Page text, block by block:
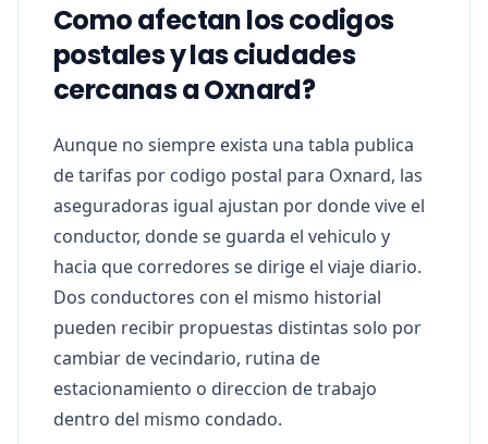
Como afectan los codigos
postales y las ciudades
cercanas a Oxnard?
Aunque no siempre exista una tabla publica
de tarifas por codigo postal para Oxnard, las
aseguradoras igual ajustan por donde vive el
conductor, donde se guarda el vehiculo y
hacia que corredores se dirige el viaje diario.
Dos conductores con el mismo historial
pueden recibir propuestas distintas solo por
cambiar de vecindario, rutina de
estacionamiento o direccion de trabajo
dentro del mismo condado.